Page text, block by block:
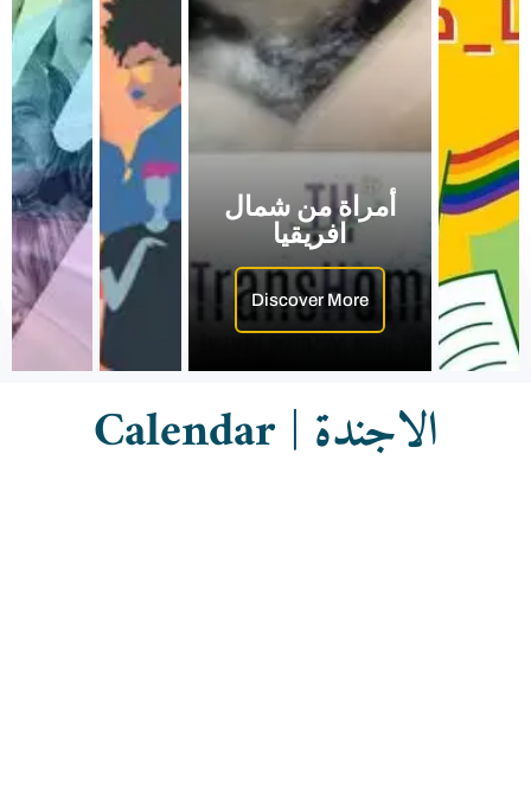
أمراة من شمال
افريقيا
Discover More
Calendar | الاجندة